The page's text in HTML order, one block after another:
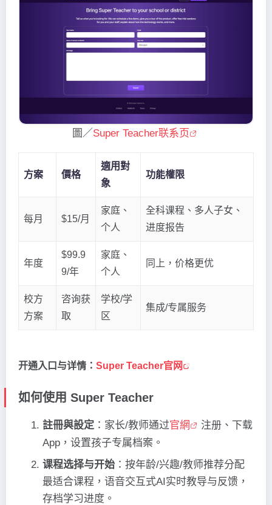
圖／Super Teacher联系页
方案 價格
適用對
象
功能權限
每月 $15/月
家庭、
个人
全科课程、多人子女、
进度报告
年度
$99.9
9/年
家庭、
个人
同上，价格更优
校方
方案
咨询获
取
学校/学
区
集成/专属服务
开通入口与详情： Super Teacher官网
如何使用 Super Teacher
註冊與設定 ：家长/教师通过官網
注册、下载
App，设置孩子专属档案。
课程选择与开始 ：按年龄/兴趣/教师推荐分配
最适合课程，语音交互式AI实时教导与反馈，
存档学习进度。